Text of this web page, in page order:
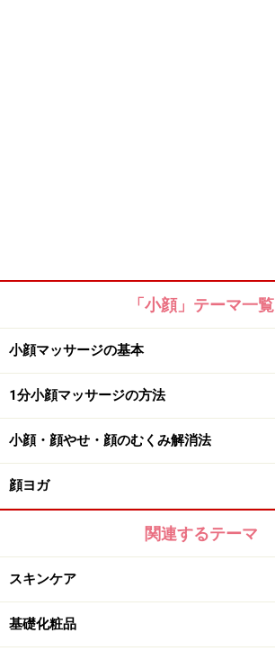
「小顔」テーマ一覧
小顔マッサージの基本
1分小顔マッサージの方法
小顔・顔やせ・顔のむくみ解消法
顔ヨガ
関連するテーマ
スキンケア
基礎化粧品